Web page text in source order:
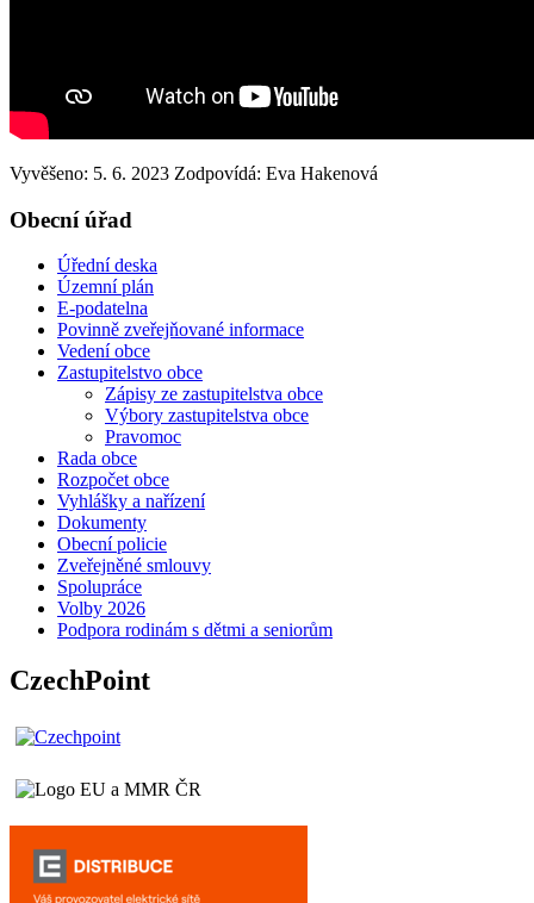
Vyvěšeno: 5. 6. 2023 Zodpovídá: Eva Hakenová
Obecní úřad
Úřední deska
Územní plán
E-podatelna
Povinně zveřejňované informace
Vedení obce
Zastupitelstvo obce
Zápisy ze zastupitelstva obce
Výbory zastupitelstva obce
Pravomoc
Rada obce
Rozpočet obce
Vyhlášky a nařízení
Dokumenty
Obecní policie
Zveřejněné smlouvy
Spolupráce
Volby 2026
Podpora rodinám s dětmi a seniorům
CzechPoint